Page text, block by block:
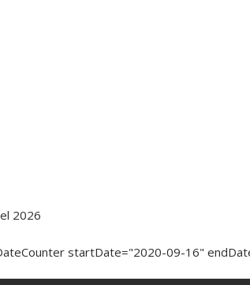
2026
startDate="2020-09-16"